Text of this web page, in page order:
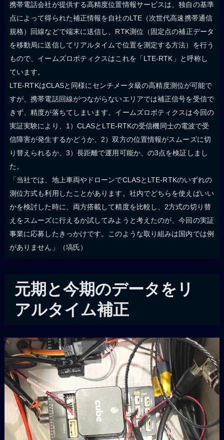
携帯電話会社が提供する高精度位置情報サービスは、独自の基準
点によって得られた補正情報を自社のLTE（次世代高速携帯通信
規格）回線などで端末に送信し、RTK測位（固定点の補正データ
を移動局に送信してリアルタイムで位置を測定する方法）を行う
もので、イームズロボティクスはこれを「LTE-RTK」と呼称し
ています。
LTE-RTKはCLASと同様にセンチメータ級の高精度測位が可能で
すが、携帯電話回線がつながらないエリアでは補正信号を受信で
きず、精度が落ちてしまいます。イームズロボティクスは今回の
実証実験により、1）CLASとLTE-RTKの受信機同士の電波で受
信障害が発生するかどうか、2）双方の位置情報がスムーズに切
り替えられるか、3）長距離で運用可能か、の3点を検証しまし
た。
「当社では、地上車両やドローンでCLASとLTE-RTKのいずれの
測位方式も利用したことがあります。社内でどちらを使えばいい
かを検討した時に、両方搭載して精度を比較し、2方式の切り替
えをスムーズに行えるか試してみようと考えたのが、今回の実証
事業に応募したきっかけです。このような取り組みは国内では例
がありません」（塙氏）
元期と今期のデータをリ
アルタイム補正